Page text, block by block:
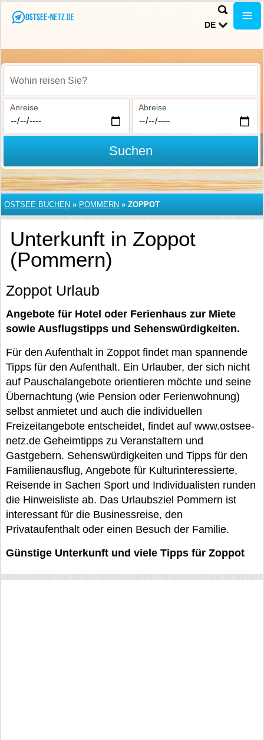
DE
Wohin reisen Sie?
Anreise Abreise
Suchen
OSTSEE BUCHEN » POMMERN » ZOPPOT
Unterkunft in Zoppot
(Pommern)
Zoppot Urlaub
Angebote für Hotel oder Ferienhaus zur Miete
sowie Ausflugstipps und Sehenswürdigkeiten.
Für den Aufenthalt in Zoppot findet man spannende
Tipps für den Aufenthalt. Ein Urlauber, der sich nicht
auf Pauschalangebote orientieren möchte und seine
Übernachtung (wie Pension oder Ferienwohnung)
selbst anmietet und auch die individuellen
Freizeitangebote entscheidet, findet auf www.ostsee-
netz.de Geheimtipps zu Veranstaltern und
Gastgebern. Sehenswürdigkeiten und Tipps für den
Familienausflug, Angebote für Kulturinteressierte,
Reisende in Sachen Sport und Individualisten runden
die Hinweisliste ab. Das Urlaubsziel Pommern ist
interessant für die Businessreise, den
Privataufenthalt oder einen Besuch der Familie.
Günstige Unterkunft und viele Tipps für Zoppot